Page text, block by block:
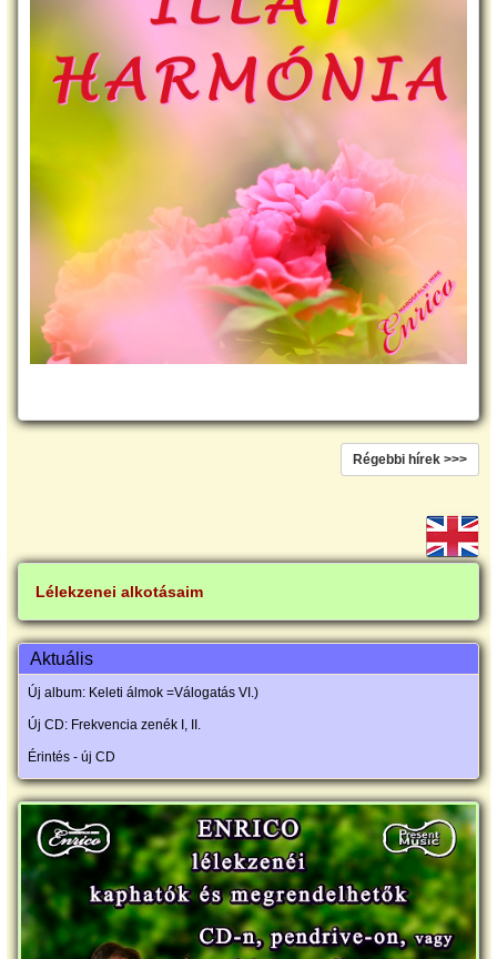
Régebbi hírek >>>
Lélekzenei alkotásaim
Aktuális
Új album: Keleti álmok =Válogatás VI.)
Új CD: Frekvencia zenék I, II.
Érintés - új CD